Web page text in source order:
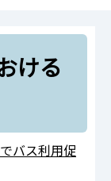
啓発ける
バス利用促